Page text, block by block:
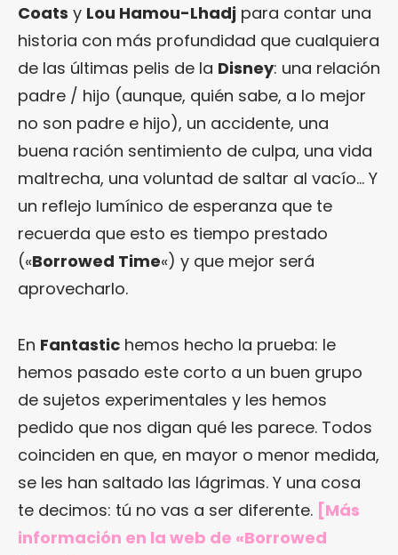
Coats y Lou Hamou-Lhadj para contar una
historia con más profundidad que cualquiera
de las últimas pelis de la Disney: una relación
padre / hijo (aunque, quién sabe, a lo mejor
no son padre e hijo), un accidente, una
buena ración sentimiento de culpa, una vida
maltrecha, una voluntad de saltar al vacío… Y
un reflejo lumínico de esperanza que te
recuerda que esto es tiempo prestado
(«Borrowed Time«) y que mejor será
aprovecharlo.
En Fantastic hemos hecho la prueba: le
hemos pasado este corto a un buen grupo
de sujetos experimentales y les hemos
pedido que nos digan qué les parece. Todos
coinciden en que, en mayor o menor medida,
se les han saltado las lágrimas. Y una cosa
te decimos: tú no vas a ser diferente. [Más
información en la web de «Borrowed